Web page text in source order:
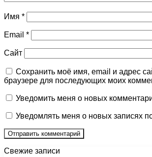
Имя *
Email *
Сайт
Сохранить моё имя, email и адрес
браузере для последующих моих
Уведомить меня о новых
Уведомлять меня о новых записях
Свежие записи